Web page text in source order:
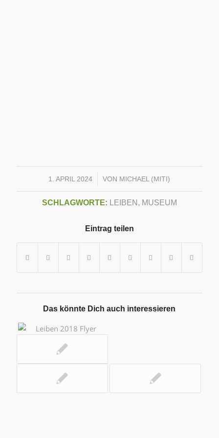
1. APRIL 2024
/ VON MICHAEL (MITI)
SCHLAGWORTE: LEIBEN , MUSEUM
Eintrag teilen
Das könnte Dich auch interessieren